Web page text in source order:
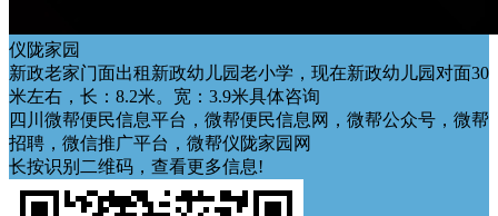
仪陇家园
新政老家门面出租新政幼儿园老小学，现在新政幼儿园对面30
米左右，长：8.2米。宽：3.9米具体咨询
四川微帮便民信息平台，微帮便民信息网，微帮公众号，微帮
招聘，微信推广平台，微帮仪陇家园网
长按识别二维码，查看更多信息!